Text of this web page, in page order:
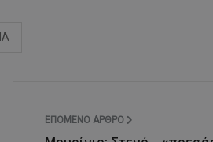
ΕΠΌΜΕΝΟ ΆΡΘΡΟ